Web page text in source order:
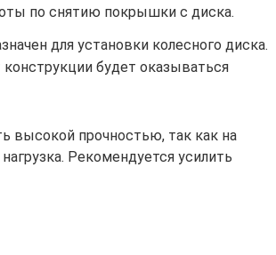
по снятию покрышки с диска.
для установки колесного диска.
будет оказываться
высокой прочностью, так как на
Рекомендуется усилить